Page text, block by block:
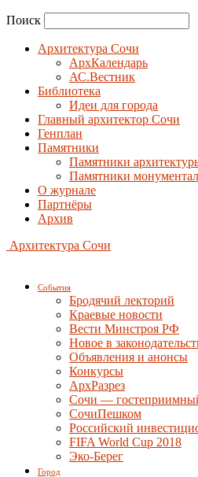
Поиск
Архитектура Сочи
АрхКалендарь
АС.Вестник
Библиотека
Идеи для города
Главный архитектор Сочи
Генплан
Памятники
Памятники
Памятники
О журнале
Партнёры
Архив
Архитектура Сочи
События
Бродячий лекторий
Краевые новости
Вести Минстроя РФ
Новое в
Объявления и анонсы
Конкурсы
АрхРазрез
Сочи —
СочиПешком
Российский
FIFA World Cup 2018
Эко-Берег
Город